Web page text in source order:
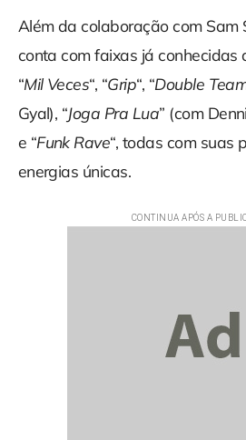
Além da colaboração com Sam
conta com faixas já conhecidas
“Mil Veces“, “Grip“, “Double
Gyal), “Joga Pra Lua” (com
e “Funk Rave“, todas com suas
energias únicas.